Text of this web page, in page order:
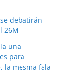
debatirán
26M
una
para
la mesma fala